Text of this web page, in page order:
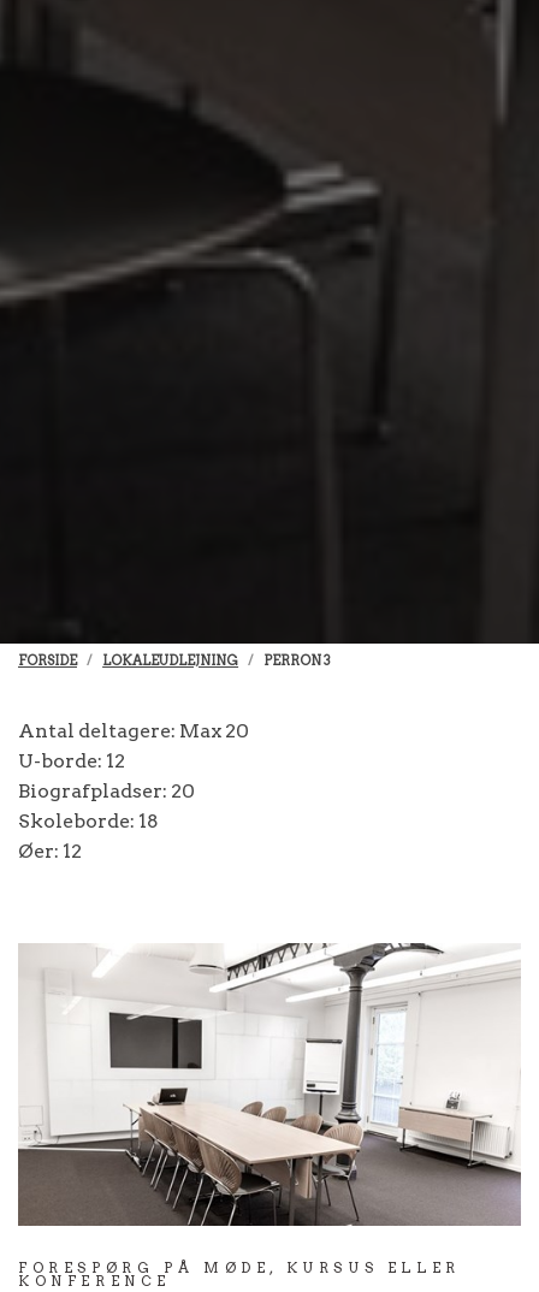
FORSIDE LOKALEUDLEJNING PERRON 3
Antal deltagere: Max 20
U-borde: 12
Biografpladser: 20
Skoleborde: 18
Øer: 12
FORESPØRG PÅ MØDE, KURSUS ELLER
KONFERENCE